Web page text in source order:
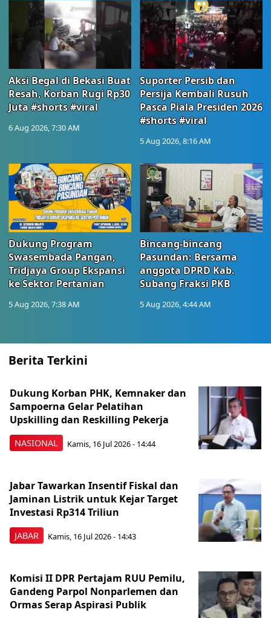
Aksi Begal di Bekasi Buat
Resah, Korban Rugi Rp30
Juta #shorts #viral
6 Aug 2026, 7:30 AM
Suporter Persib dan
Persija Kembali Rusuh
Pasca Piala Presiden 2026
#shorts #viral
5 Aug 2026, 8:16 AM
Dukung Program
Swasembada Pangan,
Tridjaya Group Ekspansi
ke Sektor Pertanian
5 Aug 2026, 7:38 AM
Bincang-bincang
Pasundan: Bersama
anggota DPRD Kab.
Subang Fraksi PKB
5 Aug 2026, 4:44 AM
Berita Terkini
NASIONAL
Dukung Korban PHK, Kemnaker dan
Sampoerna Gelar Pelatihan
Upskilling dan Reskilling Pekerja
Kamis, 16 Jul 2026 - 14:44
JABAR
Jabar Tawarkan Insentif Fiskal dan
Jaminan Listrik untuk Kejar Target
Investasi Rp314 Triliun
Kamis, 16 Jul 2026 - 14:43
Komisi II DPR Pertajam RUU Pemilu,
Gandeng Parpol Nonparlemen dan
Ormas Serap Aspirasi Publik